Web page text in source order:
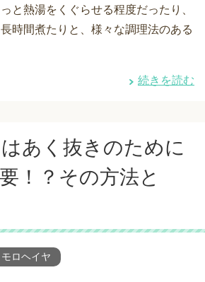
と熱湯をくぐらせる程度だったり、
時間煮たりと、様々な調理法のある
続きを読む
あく抜きのために
！？その方法と
モロヘイヤ